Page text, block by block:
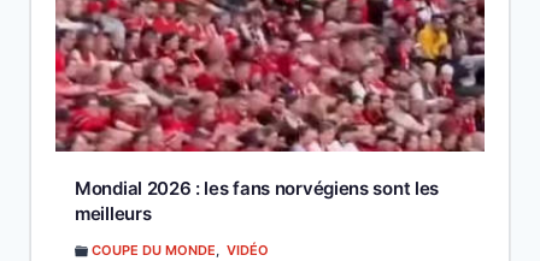
Mondial 2026 : les fans norvégiens sont les
meilleurs
COUPE DU MONDE, VIDÉO